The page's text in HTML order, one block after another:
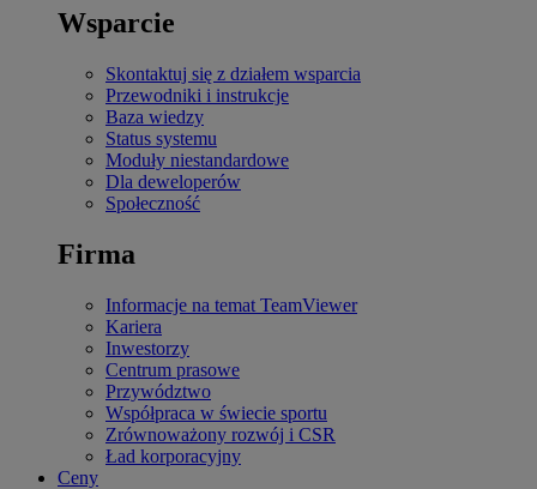
Wsparcie
Skontaktuj się z działem wsparcia
Przewodniki i instrukcje
Baza wiedzy
Status systemu
Moduły niestandardowe
Dla deweloperów
Społeczność
Firma
Informacje na temat TeamViewer
Kariera
Inwestorzy
Centrum prasowe
Przywództwo
Współpraca w świecie sportu
Zrównoważony rozwój i CSR
Ład korporacyjny
Ceny